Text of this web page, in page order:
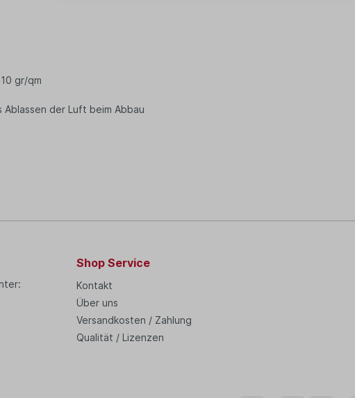
gr/qm
der Luft beim Abbau
Shop Service
Kontakt
Über uns
Versandkosten / Zahlung
Qualität / Lizenzen